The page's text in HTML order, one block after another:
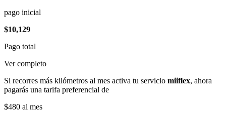
pago inicial
$10,129
Pago total
Ver completo
Si recorres más kilómetros al mes activa tu servicio miiflex, ahora
pagarás una tarifa preferencial de
$480 al mes